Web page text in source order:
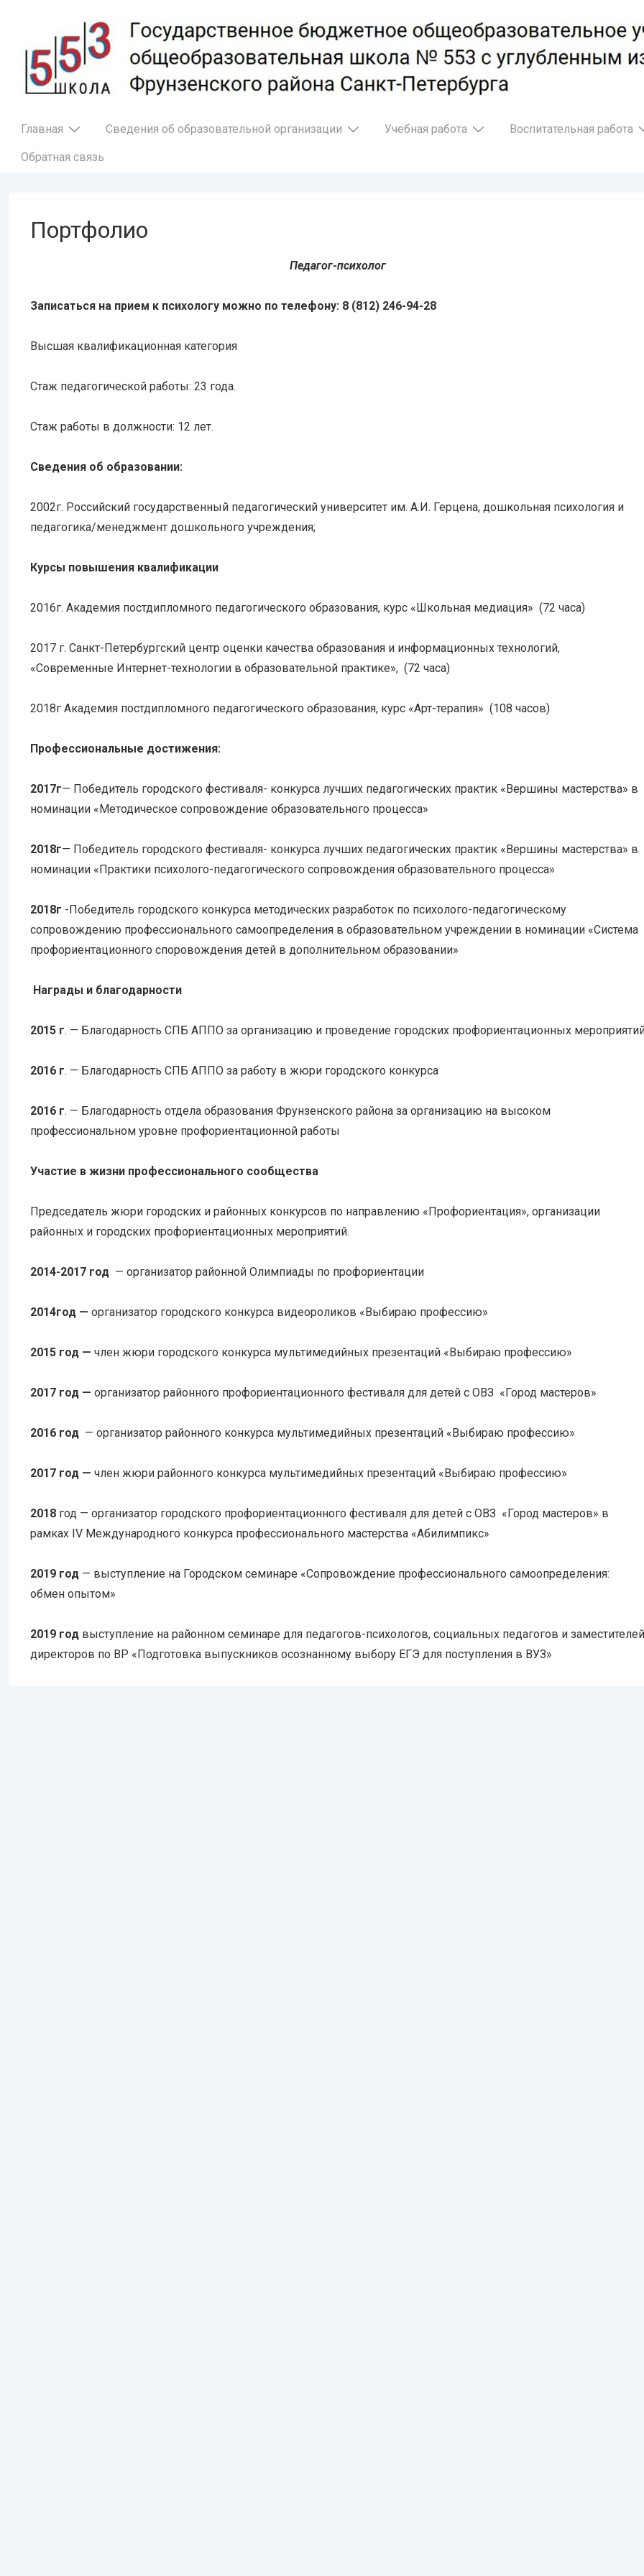
основному
содержимому
Основная
Главная Сведения об образовательной организации Учебная работа Воспитательная работа
Обратная связь
Портфолио
Педагог-психолог
Записаться на прием к психологу можно по телефону: 8 (812) 246-94-28
Высшая квалификационная категория
Стаж педагогической работы: 23 года.
Стаж работы в должности: 12 лет.
Сведения об образовании:
2002г. Российский государственный педагогический университет им. А.И. Герцена, дошкольная психология и
педагогика/менеджмент дошкольного учреждения;
Курсы повышения квалификации
2016г. Академия постдипломного педагогического образования, курс «Школьная медиация» (72 часа)
2017 г. Санкт-Петербургский центр оценки качества образования и информационных технологий,
«Современные Интернет-технологии в образовательной практике», (72 часа)
2018г Академия постдипломного педагогического образования, курс «Арт-терапия» (108 часов)
Профессиональные достижения:
2017г— Победитель городского фестиваля- конкурса лучших педагогических практик «Вершины мастерства» в
номинации «Методическое сопровождение образовательного процесса»
2018г— Победитель городского фестиваля- конкурса лучших педагогических практик «Вершины мастерства» в
номинации «Практики психолого-педагогического сопровождения образовательного процесса»
2018г -Победитель городского конкурса методических разработок по психолого-педагогическому
сопровождению профессионального самоопределения в образовательном учреждении в номинации «Система
профориентационного споровождения детей в дополнительном образовании»
Награды и благодарности
2015 г. — Благодарность СПБ АППО за организацию и проведение городских профориентационных
2016 г. — Благодарность СПБ АППО за работу в жюри городского конкурса
2016 г. — Благодарность отдела образования Фрунзенского района за организацию на высоком
профессиональном уровне профориентационной работы
Участие в жизни профессионального сообщества
Председатель жюри городских и районных конкурсов по направлению «Профориентация», организации
районных и городских профориентационных мероприятий.
2014-2017 год — организатор районной Олимпиады по профориентации
2014год — организатор городского конкурса видеороликов «Выбираю профессию»
2015 год — член жюри городского конкурса мультимедийных презентаций «Выбираю профессию»
2017 год — организатор районного профориентационного фестиваля для детей с ОВЗ «Город мастеров»
2016 год — организатор районного конкурса мультимедийных презентаций «Выбираю профессию»
2017 год — член жюри районного конкурса мультимедийных презентаций «Выбираю профессию»
2018 год — организатор городского профориентационного фестиваля для детей с ОВЗ «Город мастеров» в
рамках IV Международного конкурса профессионального мастерства «Абилимпикс»
2019 год — выступление на Городском семинаре «Сопровождение профессионального самоопределения:
обмен опытом»
2019 год выступление на районном семинаре для педагогов-психологов, социальных педагогов и заместителей
директоров по ВР «Подготовка выпускников осознанному выбору ЕГЭ для поступления в ВУЗ»